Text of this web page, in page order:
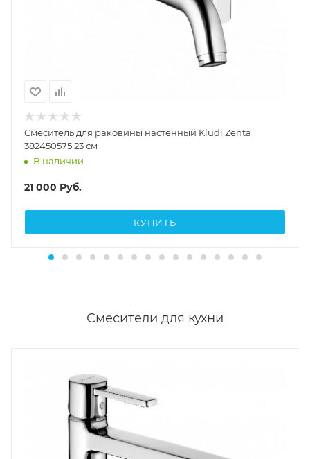
Смеситель для раковины настенный Kludi Zenta
382450575 23 см
В наличии
21 000 Руб.
КУПИТЬ
Смесители для кухни